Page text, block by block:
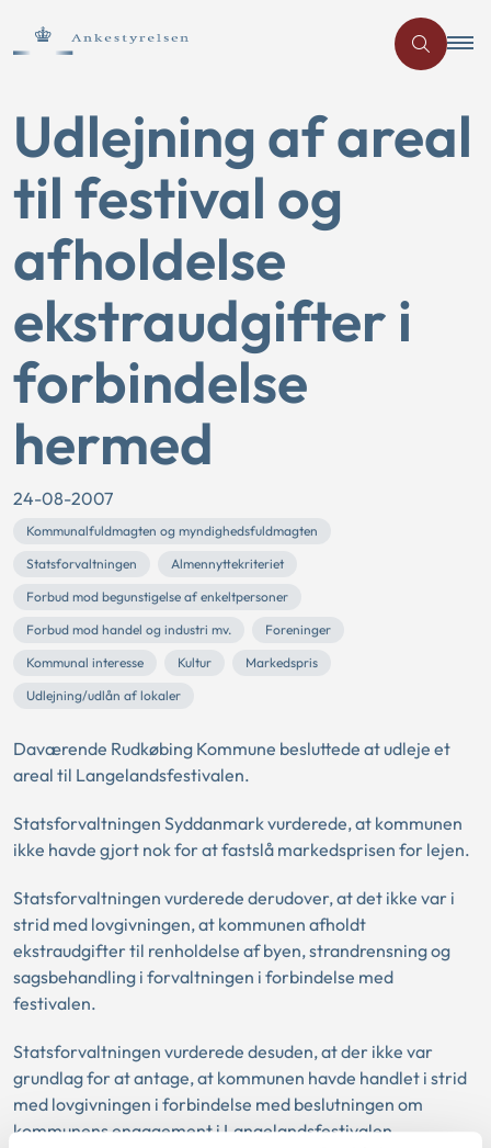
Udlejning af areal
til festival og
afholdelse
ekstraudgifter i
forbindelse
hermed
24-08-2007
Kommunalfuldmagten og myndighedsfuldmagten
Statsforvaltningen
Almennyttekriteriet
Forbud mod begunstigelse af enkeltpersoner
Forbud mod handel og industri mv.
Foreninger
Kommunal interesse
Kultur
Markedspris
Udlejning/udlån af lokaler
Daværende Rudkøbing Kommune besluttede at udleje et
areal til Langelandsfestivalen.
Statsforvaltningen Syddanmark vurderede, at kommunen
ikke havde gjort nok for at fastslå markedsprisen for lejen.
Statsforvaltningen vurderede derudover, at det ikke var i
strid med lovgivningen, at kommunen afholdt
ekstraudgifter til renholdelse af byen, strandrensning og
sagsbehandling i forvaltningen i forbindelse med
festivalen.
Statsforvaltningen vurderede desuden, at der ikke var
grundlag for at antage, at kommunen havde handlet i strid
med lovgivningen i forbindelse med beslutningen om
kommunens engagement i Langelandsfestivalen.